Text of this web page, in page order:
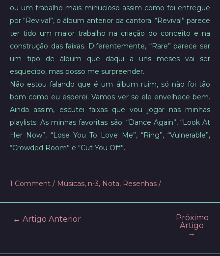
ou um trabalho mais minucioso assim como foi entregue
por “Revival”, o álbum anterior da cantora. “Revival” parece
ter tido um maior trabalho na criação do conceito e na
construção das faixas. Diferentemente, “Rare” parece ser
um tipo de álbum que daqui a uns meses vai ser
esquecido, mas posso me surpreender.
Não estou falando que é um álbum ruim, só não foi tão
bom como eu esperei. Vamos ver se ele envelhece bem.
Ainda assim, escutei faixas que vou jogar nas minhas
playlists. As minhas favoritas são: “Dance Again”, “Look At
Her Now”, “Lose You To Love Me”, “Ring”, “Vulnerable”,
“Crowded Room” e “Cut You Off”.
1 Comment / Músicas, n-3, Nota, Resenhas /
Post← Artigo Anterior
Próximo
Artigo
→